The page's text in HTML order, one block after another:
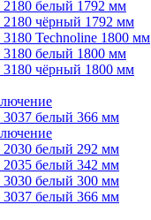
белый 1792 мм
чёрный 1792 мм
Technoline 1800 мм
белый 1800 мм
чёрный 1800 мм
белый 366 мм
белый 292 мм
белый 342 мм
белый 300 мм
белый 366 мм